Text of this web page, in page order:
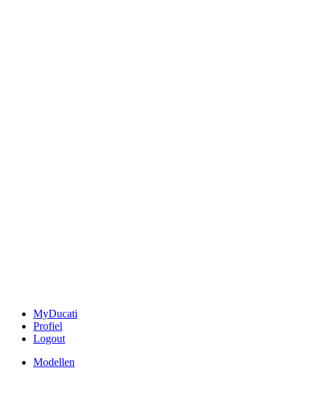
MyDucati
Profiel
Logout
Modellen